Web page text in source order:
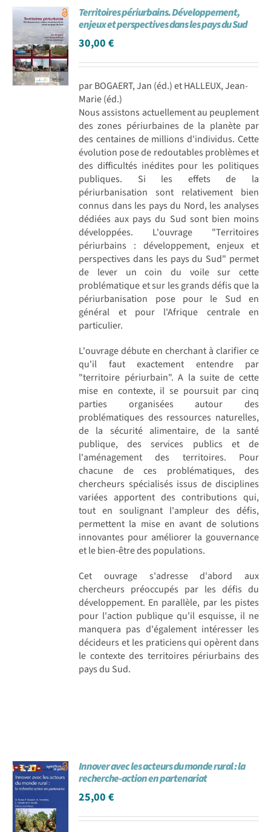
Achat en ligne
Panier WooCommerce
Territoires périurbains. Développement,
enjeux et perspectives dans les pays du Sud
30,00€
par BOGAERT, Jan (éd.) et HALLEUX, Jean-
Marie (éd.)
Nous assistons actuellement au peuplement
des zones périurbaines de la planète par
des centaines de millions d'individus. Cette
évolution pose de redoutables problèmes et
des difficultés inédites pour les politiques
publiques. Si les effets de la
périurbanisation sont relativement bien
connus dans les pays du Nord, les analyses
dédiées aux pays du Sud sont bien moins
développées. L'ouvrage "Territoires
périurbains : développement, enjeux et
perspectives dans les pays du Sud" permet
de lever un coin du voile sur cette
problématique et sur les grands défis que la
périurbanisation pose pour le Sud en
général et pour l'Afrique centrale en
particulier.
L'ouvrage débute en cherchant à clarifier ce
qu'il faut exactement entendre par
"territoire périurbain". A la suite de cette
mise en contexte, il se poursuit par cinq
parties organisées autour des
problématiques des ressources naturelles,
de la sécurité alimentaire, de la santé
publique, des services publics et de
l'aménagement des territoires. Pour
chacune de ces problématiques, des
chercheurs spécialisés issus de disciplines
variées apportent des contributions qui,
tout en soulignant l'ampleur des défis,
permettent la mise en avant de solutions
innovantes pour améliorer la gouvernance
et le bien-être des populations.
Cet ouvrage s'adresse d'abord aux
chercheurs préoccupés par les défis du
développement. En parallèle, par les pistes
pour l'action publique qu'il esquisse, il ne
manquera pas d'également intéresser les
décideurs et les praticiens qui opèrent dans
le contexte des territoires périurbains des
pays du Sud.
Innover avec les acteurs du monde rural : la
recherche-action en partenariat
25,00€